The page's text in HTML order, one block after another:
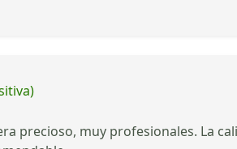
precioso, muy profesionales. La